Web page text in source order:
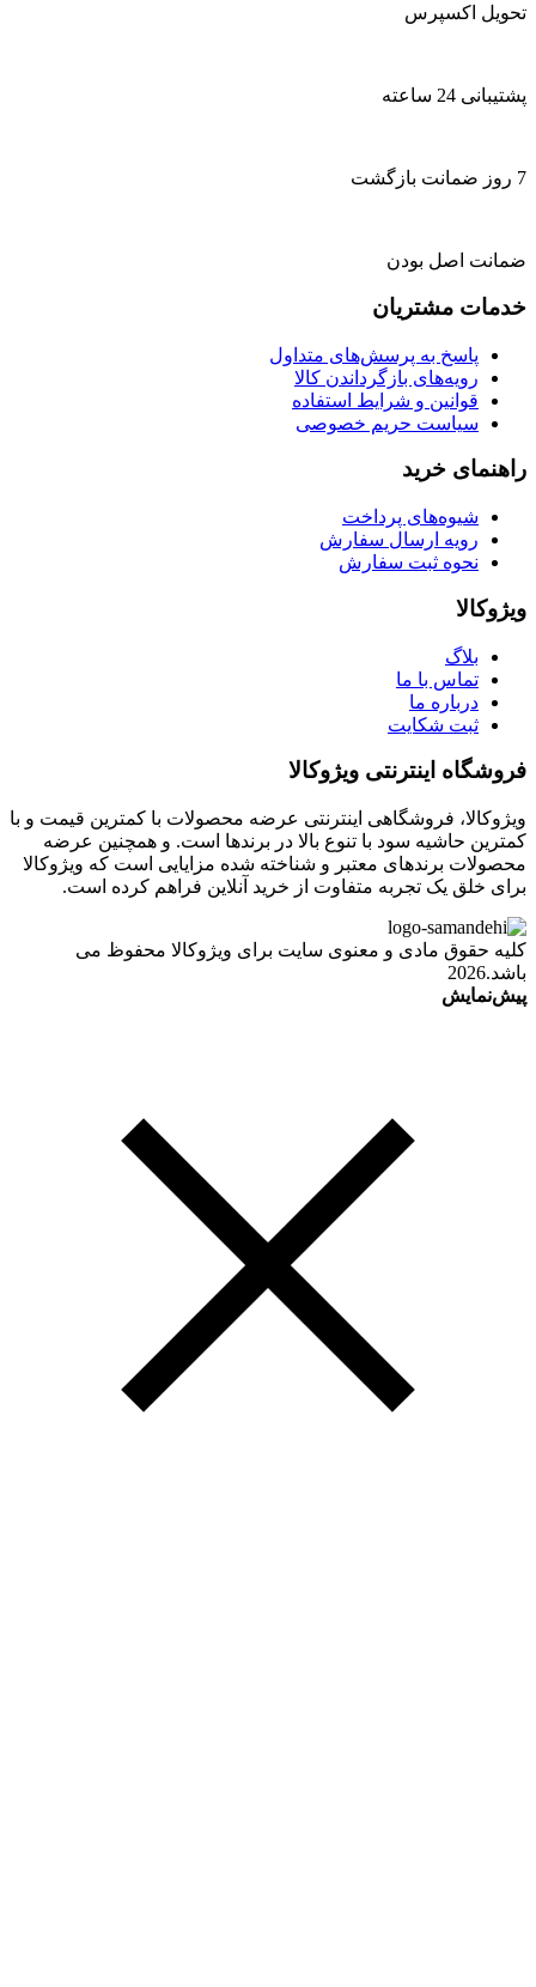
تحویل اکسپرس
پشتیبانی 24 ساعته
7 روز ضمانت بازگشت
ضمانت اصل بودن
خدمات مشتریان
پاسخ به پرسش‌های متداول
رویه‌های بازگرداندن کالا
قوانین و شرایط استفاده
سیاست حریم خصوصی
راهنمای خرید
شیوه‌های پرداخت
رویه ارسال سفارش
نحوه ثبت سفارش
ویژوکالا
بلاگ
تماس با ما
درباره ما
ثبت شکایت
فروشگاه اینترنتی ویژوکالا
ویژوکالا، فروشگاهی اینترنتی عرضه محصولات با کمترین قیمت و با
کمترین حاشیه سود با تنوع بالا در برندها است. و همچنین عرضه
محصولات برندهای معتبر و شناخته شده مزایایی است که ویژوکالا
برای خلق یک تجربه متفاوت از خرید آنلاین فراهم کرده است.
کلیه حقوق مادی و معنوی سایت برای ویژوکالا محفوظ می
باشد.2026
پیش‌نمایش